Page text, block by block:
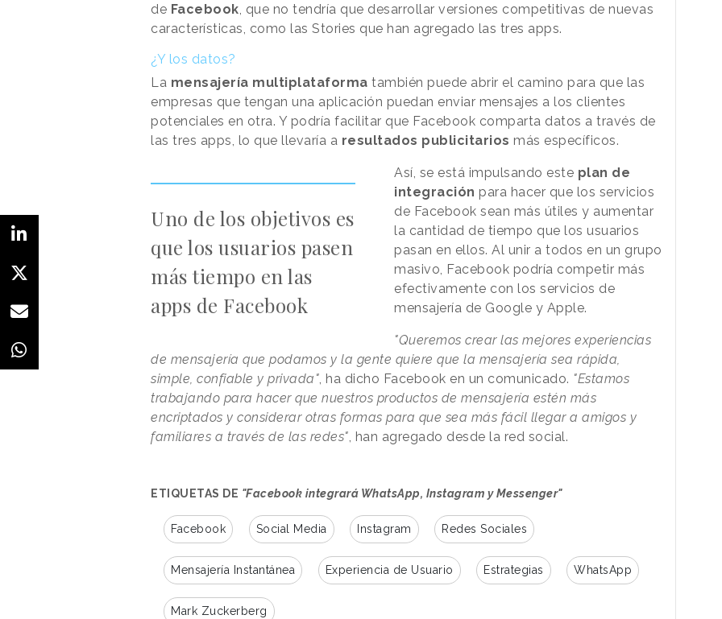
de Facebook , que no tendría que desarrollar versiones competitivas de nuevas
características, como las Stories que han agregado las tres apps.
¿Y los datos?
La mensajería multiplataforma también puede abrir el camino para que las
empresas que tengan una aplicación puedan enviar mensajes a los clientes
potenciales en otra. Y podría facilitar que Facebook comparta datos a través de
las tres apps, lo que llevaría a resultados publicitarios más específicos.
Uno de los objetivos es
que los usuarios pasen
más tiempo en las
apps de Facebook
Así, se está impulsando este plan de
integración para hacer que los servicios
de Facebook sean más útiles y aumentar
la cantidad de tiempo que los usuarios
pasan en ellos. Al unir a todos en un grupo
masivo, Facebook podría competir más
efectivamente con los servicios de
mensajería de Google y Apple.
"Queremos crear las mejores experiencias
de mensajería que podamos y la gente quiere que la mensajería sea rápida,
simple, confiable y privada" , ha dicho Facebook en un comunicado. "Estamos
trabajando para hacer que nuestros productos de mensajería estén más
encriptados y considerar otras formas para que sea más fácil llegar a amigos y
familiares a través de las redes" , han agregado desde la red social.
ETIQUETAS DE "Facebook integrará WhatsApp, Instagram y Messenger"
Facebook Social Media Instagram Redes Sociales
Mensajería Instantánea Experiencia de Usuario Estrategias WhatsApp
Mark Zuckerberg